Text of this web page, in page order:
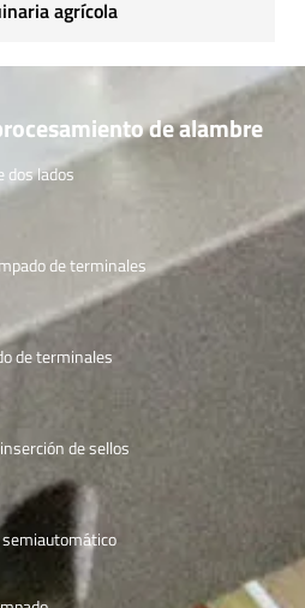
agrícola
de alambre
dos lados
de terminales
de terminales
de sellos